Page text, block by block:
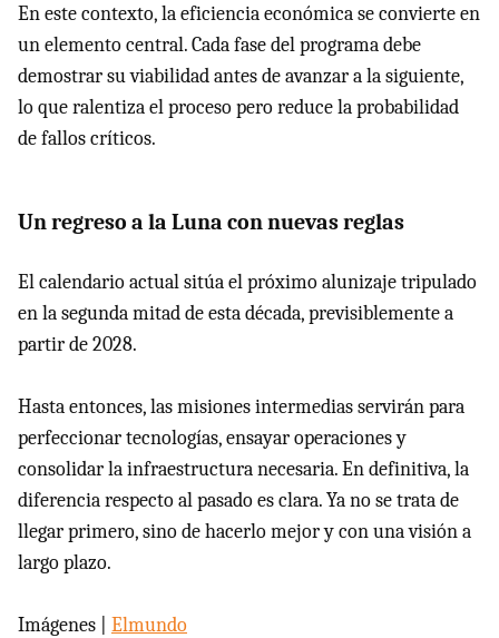
En este contexto, la eficiencia económica se convierte en
un elemento central. Cada fase del programa debe
demostrar su viabilidad antes de avanzar a la siguiente,
lo que ralentiza el proceso pero reduce la probabilidad
de fallos críticos.
Un regreso a la Luna con nuevas reglas
El calendario actual sitúa el próximo alunizaje tripulado
en la segunda mitad de esta década, previsiblemente a
partir de 2028.
Hasta entonces, las misiones intermedias servirán para
perfeccionar tecnologías, ensayar operaciones y
consolidar la infraestructura necesaria. En definitiva, la
diferencia respecto al pasado es clara. Ya no se trata de
llegar primero, sino de hacerlo mejor y con una visión a
largo plazo.
Imágenes | Elmundo